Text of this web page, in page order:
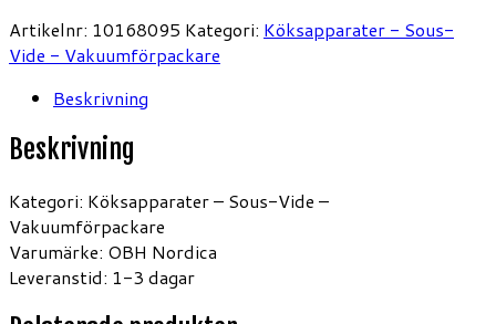
Artikelnr: 10168095 Kategori: Köksapparater - Sous-
Vide - Vakuumförpackare
Beskrivning
Beskrivning
Kategori: Köksapparater – Sous-Vide –
Vakuumförpackare
Varumärke: OBH Nordica
Leveranstid: 1-3 dagar